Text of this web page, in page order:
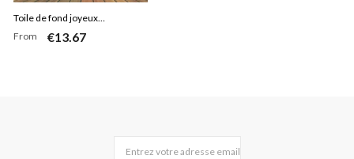
Toile de fond joyeux
anniversaire léopard paillettes
From €13.67
Entrez votre adresse email